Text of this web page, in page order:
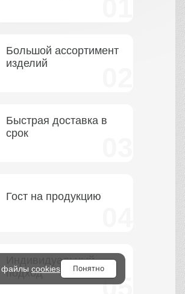
Большой ассортимент
изделий
Быстрая доставка в
срок
Гост на продукцию
Индивидуальный
подход
файлы cookies Понятно